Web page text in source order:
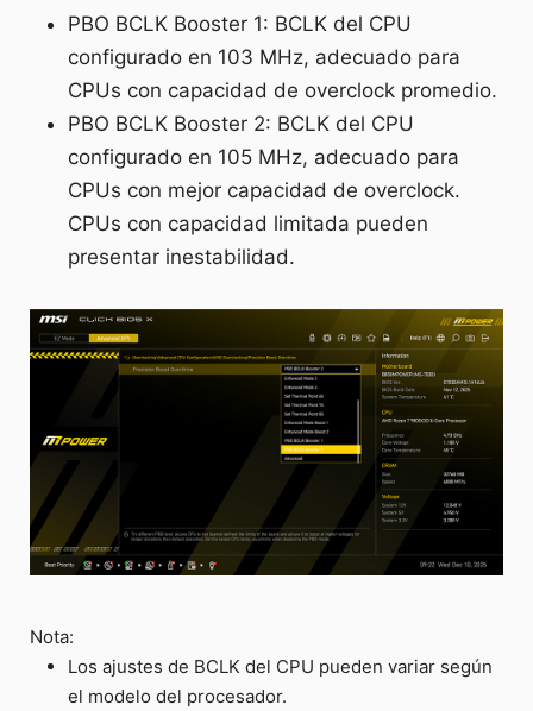
PBO BCLK Booster 1: BCLK del CPU
configurado en 103 MHz, adecuado para
CPUs con capacidad de overclock promedio.
PBO BCLK Booster 2: BCLK del CPU
configurado en 105 MHz, adecuado para
CPUs con mejor capacidad de overclock.
CPUs con capacidad limitada pueden
presentar inestabilidad.
Nota:
Los ajustes de BCLK del CPU pueden variar según
el modelo del procesador.